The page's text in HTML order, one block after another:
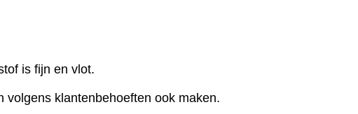
is fijn en vlot.
volgens klantenbehoeften ook maken.